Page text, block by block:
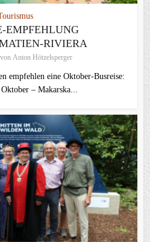
EMPFEHLUNG
RIVIERA
von Anton Hötzelsperger
empfehlen eine Oktober-Busreise:
– Makarska...